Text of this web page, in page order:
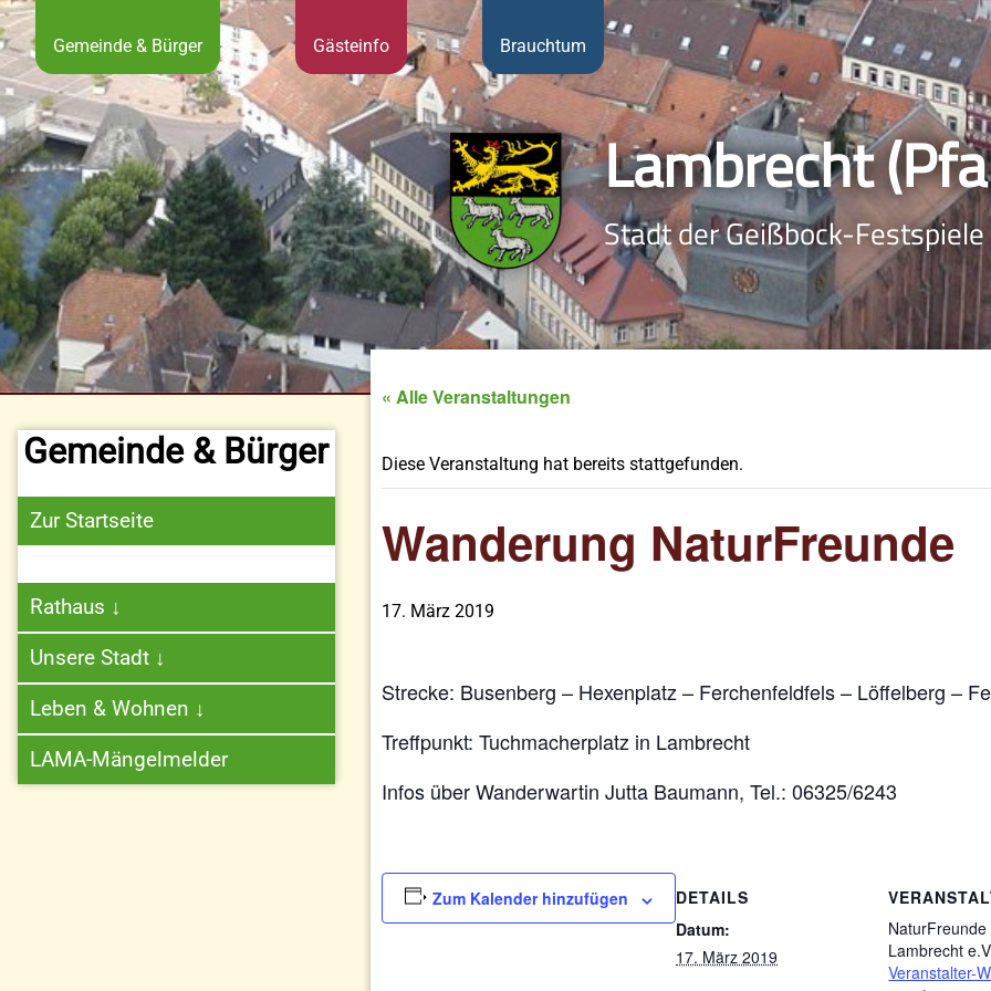
Gemeinde & Bürger Gästeinfo Brauchtum
Lambrecht
Stadt der Geißbock-Festspiele
Gemeinde & Bürger
Zur Startseite
Rathaus ↓
Unsere Stadt ↓
Leben & Wohnen ↓
LAMA-Mängelmelder
« Alle Veranstaltungen
Diese Veranstaltung hat bereits stattgefunden.
Wanderung NaturFreunde
17. März 2019
Strecke: Busenberg – Hexenplatz – Ferchenfeldfels – Löffelberg –
Treffpunkt: Tuchmacherplatz in Lambrecht
Infos über Wanderwartin Jutta Baumann, Tel.: 06325/6243
Zum Kalender hinzufügen
DETAILS
Datum:
17. März 2019
Lambrecht
Veranstalter-